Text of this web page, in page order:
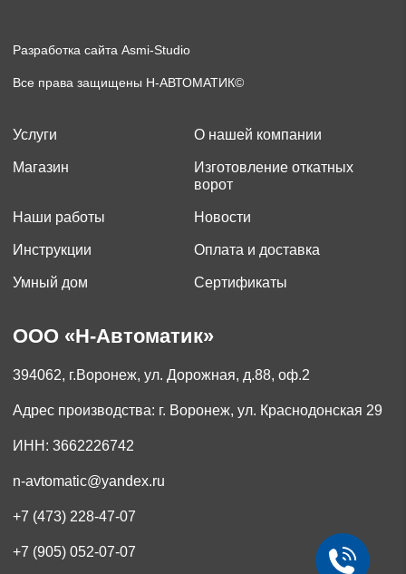
Разработка сайта Asmi-Studio
Все права защищены Н-АВТОМАТИК©
Услуги О нашей компании
Магазин
Изготовление откатных
ворот
Наши работы Новости
Инструкции Оплата и доставка
Умный дом Сертификаты
ООО «Н-Автоматик»
394062, г.Воронеж, ул. Дорожная, д.88, оф.2
Адрес производства: г. Воронеж, ул. Краснодонская 29
ИНН: 3662226742
n-avtomatic@yandex.ru
+7 (473) 228-47-07
+7 (905) 052-07-07